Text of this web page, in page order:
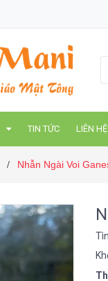
TIN TỨC LIÊN HỆ
/ Nhẫn Ngài Voi